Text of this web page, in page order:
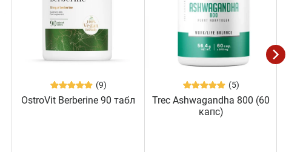
(9)
OstroVit Berberine 90 табл
(5)
Trec Ashwagandha 800 (60
капс)